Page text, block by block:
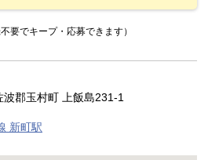
不要でキープ・応募できます）
波郡玉村町 上飯島231-1
新町駅